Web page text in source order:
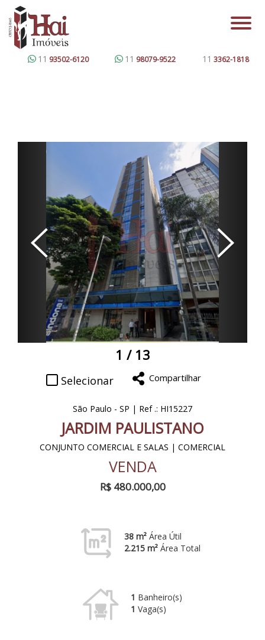
11 93502-6120 11 98079-9522 11 3362-1818
1 / 13
Selecionar Compartilhar
São Paulo - SP | Ref .: HI15227
JARDIM PAULISTANO
CONJUNTO COMERCIAL E SALAS | COMERCIAL
VENDA
R$ 480.000,00
38 m² Área Útil
2.215 m² Área Total
1 Banheiro(s)
1 Vaga(s)